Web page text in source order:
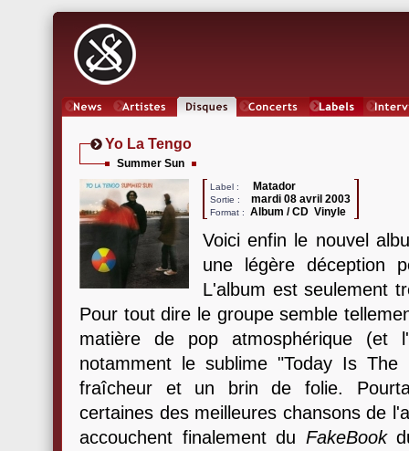
Yo La Tengo
Summer Sun
Label : Matador
Sortie : mardi 08 avril 2003
Format : Album / CD Vinyle
Voici enfin le nouvel
une légère déception
L'album est seulement
Pour tout dire le groupe semble
matière de pop atmosphérique (et
notamment le sublime "Today Is
fraîcheur et un brin de folie.
certaines des meilleures chansons de
accouchent finalement du FakeBook